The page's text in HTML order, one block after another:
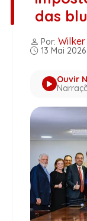
das
Por:
13 Mai
Ouvir